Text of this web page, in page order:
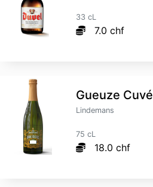
33 cL
7.0 chf
Gueuze
Lindemans
75 cL
18.0 chf